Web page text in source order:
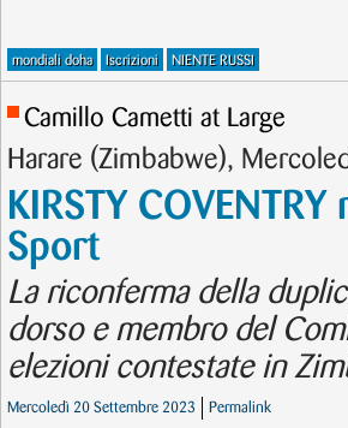
mondiali doha Iscrizioni NIENTE RUSSI
Camillo Cametti at Large
Harare (Zimbabwe),
KIRSTY
Sport
La riconferma della
dorso e membro del
elezioni contestate in
Mercoledì 20 Settembre 2023 Permalink